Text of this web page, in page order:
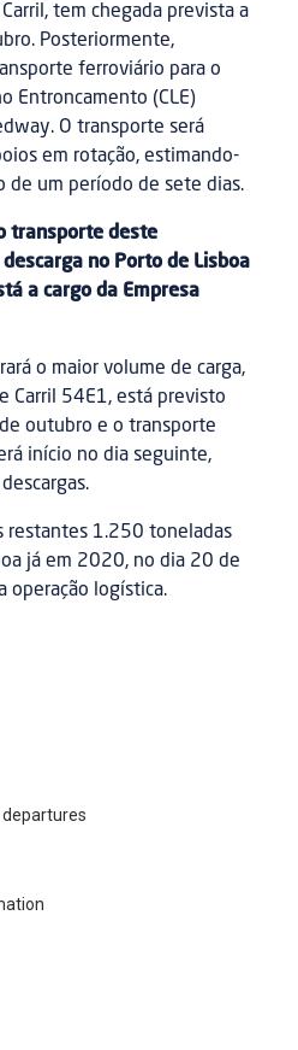
tem chegada prevista a
Posteriormente,
ferroviário para o
Entroncamento (CLE)
O transporte será
em rotação, estimando-
de um período de sete dias.
transporte deste
no Porto de Lisboa
a cargo da Empresa
o maior volume de carga,
Carril 54E1, está previsto
outubro e o transporte
início no dia seguinte,
restantes 1.250 toneladas
já em 2020, no dia 20 de
operação logística.